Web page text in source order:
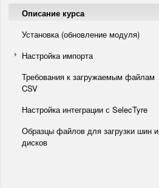
Описание курса
Установка (обновление модуля)
Настройка импорта
Требования к загружаемым файлам
CSV
Настройка интеграции с SelecTyre
Образцы файлов для загрузки шин и
дисков